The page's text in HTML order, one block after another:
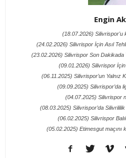
Engin
(18.07.2026) Silivrispor'u
(24.02.2026) Silivrispor İçin Asıl
(23.02.2026) Silivrispor Son Dakikada
(09.01.2026) Silivrispor
(06.11.2025) Silivrispor’un Yalnız
(09.09.2025) Silivrispor’da
(04.07.2025) Silivrispor
(08.03.2025) Silivrispor’da
(06.02.2025) Silivrispor
(05.02.2025) Etimesgut maçını